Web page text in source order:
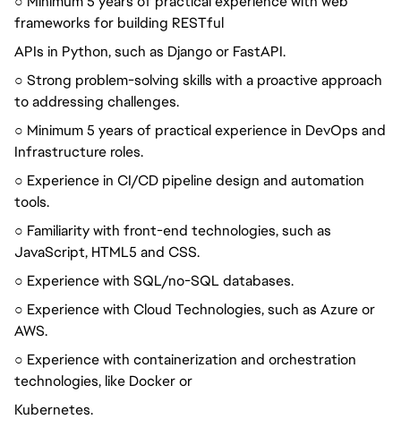
frameworks for building RESTful
APIs in Python, such as Django or FastAPI.
○ Strong problem-solving skills with a proactive approach
to addressing challenges.
○ Minimum 5 years of practical experience in DevOps and
Infrastructure roles.
○ Experience in CI/CD pipeline design and automation
tools.
○ Familiarity with front-end technologies, such as
JavaScript, HTML5 and CSS.
○ Experience with SQL/no-SQL databases.
○ Experience with Cloud Technologies, such as Azure or
AWS.
○ Experience with containerization and orchestration
technologies, like Docker or
Kubernetes.